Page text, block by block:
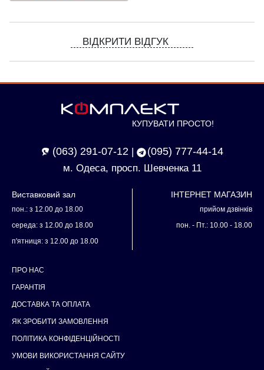
ВІДКРИТИ ВІДГУК
КУПУВАТИ ПРОСТО!
(063) 291-07-12 (095) 777-44-14
м. Одеса, просп. Шевченка 11
Виставковий зал
пон.: з 12.00 до 18.00
середа: з 12.00 до 18.00
п'ятниця: з 12.00 до 18.00
ІНТЕРНЕТ МАГАЗИН
прийом дзвінків
пон. - Пт.: 10.00 - 18.00
ПРО НАС
ГАРАНТІЯ
ДОСТАВКА ТА ОПЛАТА
ЯК ЗРОБИТИ ЗАМОВЛЕННЯ
ПОЛІТИКА КОНФІДЕНЦІЙНОСТІ
УМОВИ ВИКОРИСТАННЯ САЙТУ